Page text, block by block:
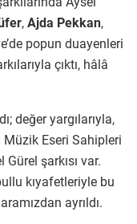
, Ajda Pekkan,
popun duayenleri
çıktı, hâlâ
değer yargılarıyla,
Eseri Sahipleri
şarkısı var.
kıyafetleriyle bu
ayrıldı.